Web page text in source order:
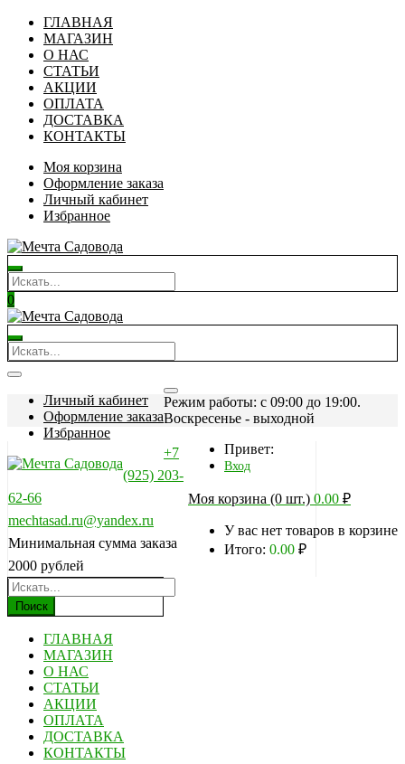
ГЛАВНАЯ
МАГАЗИН
О НАС
СТАТЬИ
АКЦИИ
ОПЛАТА
ДОСТАВКА
КОНТАКТЫ
Моя корзина
Оформление заказа
Личный кабинет
Избранное
0
Личный кабинет
Оформление заказа
Избранное
Режим работы: c 09:00 до 19:00.
Воскресенье - выходной
Привет:
Вход
Моя корзина (0 шт.) 0.00 ₽
У вас нет товаров в корзине
Итого: 0.00 ₽
+7
(925) 203-
62-66
mechtasad.ru@yandex.ru
Минимальная сумма заказа
2000 рублей
Поиск
ГЛАВНАЯ
МАГАЗИН
О НАС
СТАТЬИ
АКЦИИ
ОПЛАТА
ДОСТАВКА
КОНТАКТЫ